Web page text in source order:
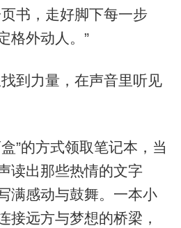
书，走好脚下每一步
格外动人。”
到力量，在声音里听见
的方式领取笔记本，当
读出那些热情的文字
满感动与鼓舞。一本小
接远方与梦想的桥梁，